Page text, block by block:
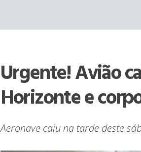
Urgente! Avião
Horizonte e
Aeronave caiu na tarde deste